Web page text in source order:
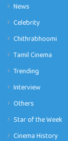
News
Celebrity
Chithrabhoomi
Tamil Cinema
Trending
Interview
Others
Star of the Week
Cinema History